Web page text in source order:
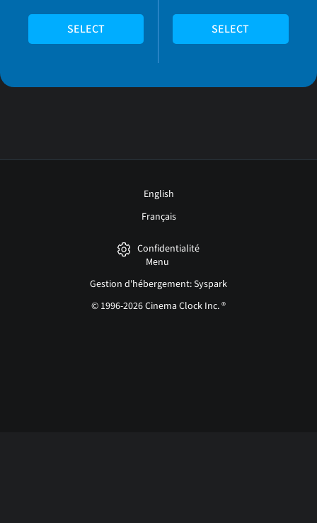
SELECT SELECT
English
Français
Confidentialité
Menu
Gestion d'hébergement: Syspark
© 1996-2026 Cinema Clock Inc. ®